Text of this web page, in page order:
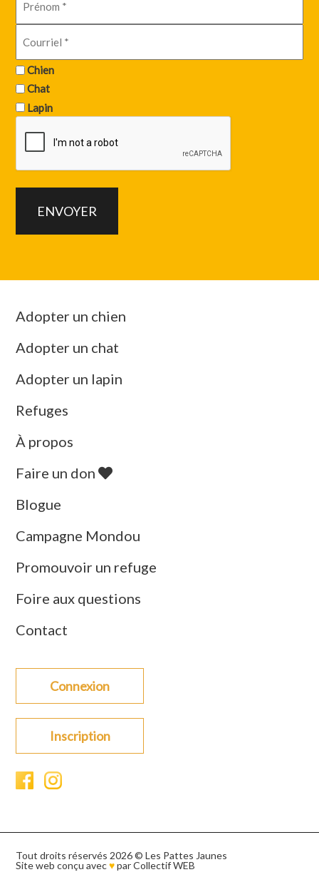
Chien
Chat
Lapin
Adopter un chien
Adopter un chat
Adopter un lapin
Refuges
À propos
Faire un don
Blogue
Campagne Mondou
Promouvoir un refuge
Foire aux questions
Contact
Connexion
Inscription
Tout droits réservés 2026 © Les Pattes Jaunes
Site web conçu avec♥parCollectif WEB